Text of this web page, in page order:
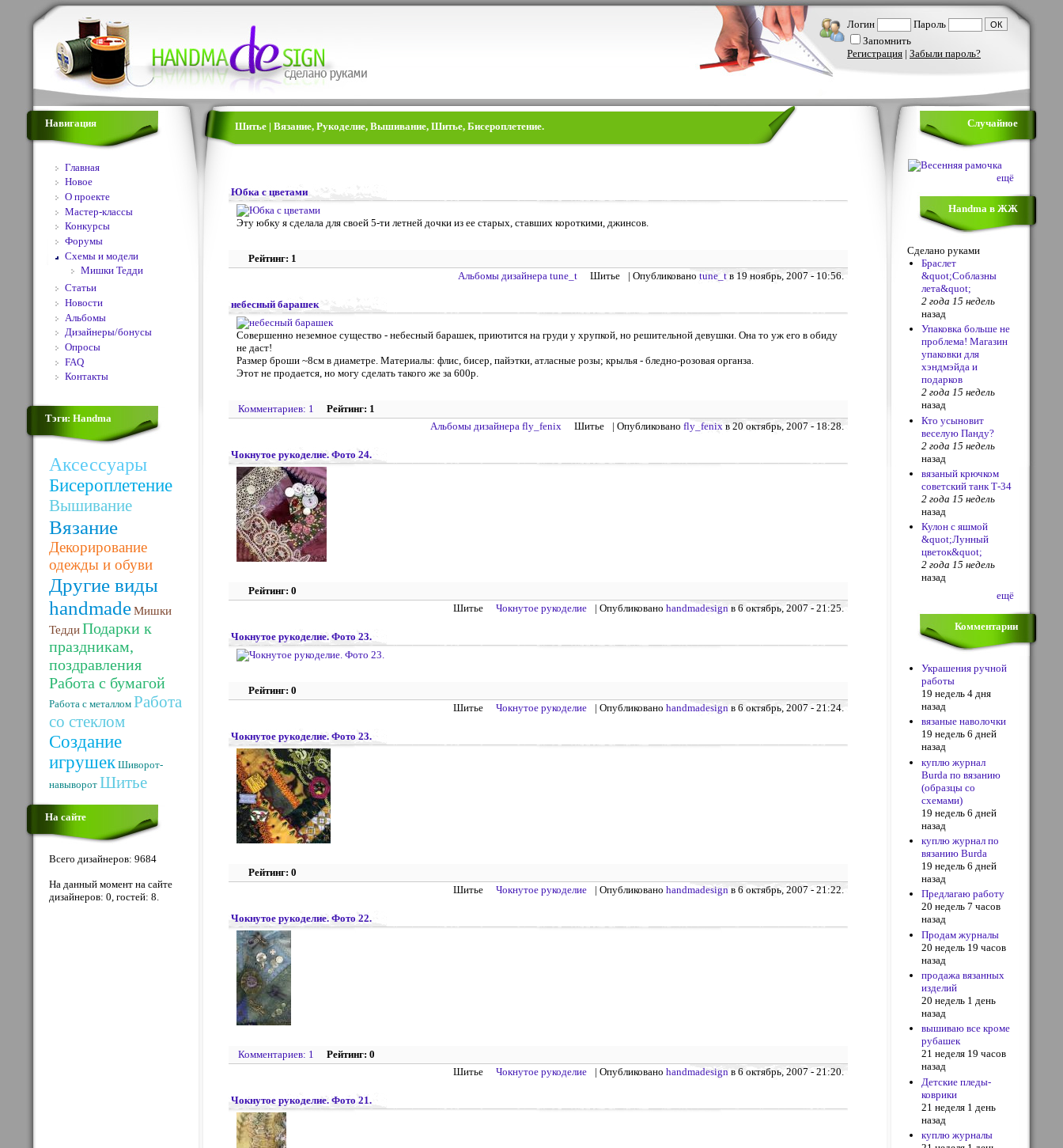
Логин
Пароль
Запомнить
Регистрация | Забыли пароль?
Навигация
Главная
Новое
О проекте
Мастер-классы
Конкурсы
Форумы
Схемы и модели
Мишки Тедди
Статьи
Новости
Альбомы
Дизайнеры/бонусы
Опросы
FAQ
Контакты
Тэги: Handma
Аксессуары
Бисероплетение
Вышивание
Вязание
Декорирование
одежды и обуви
Другие виды
handmadeМишки
ТеддиПодарки к
праздникам,
поздравления
Работа с бумагой
Работа с металлом Работа
со стеклом
Создание
игрушек Шиворот-
навыворот Шитье
На сайте
Всего дизайнеров: 9684
На данный момент на сайте
дизайнеров: 0, гостей: 8.
Шитье | Вязание, Рукоделие, Вышивание, Шитье, Бисероплетение.
Юбка с цветами
Эту юбку я сделала для своей 5-ти летней дочки из ее старых, ставших короткими, джинсов.
Рейтинг: 1
Альбомы дизайнера tune_t
Шитье | Опубликовано tune_t в 19 ноябрь, 2007 - 10:56.
небесный барашек
Совершенно неземное существо - небесный барашек, приютится на груди у хрупкой, но решительной девушки. Она то уж его в обиду
не даст!
Размер броши ~8см в диаметре. Материалы: флис, бисер, пайэтки, атласные розы; крылья - бледно-розовая органза.
Этот не продается, но могу сделать такого же за 600р.
Комментариев: 1
Рейтинг: 1
Альбомы дизайнера fly_fenix
Шитье | Опубликовано fly_fenix в 20 октябрь, 2007 - 18:28.
Чокнутое рукоделие. Фото 24.
Рейтинг: 0
Шитье
Чокнутое рукоделие | Опубликовано handmadesign в 6 октябрь, 2007 - 21:25.
Чокнутое рукоделие. Фото 23.
Рейтинг: 0
Шитье
Чокнутое рукоделие | Опубликовано handmadesign в 6 октябрь, 2007 - 21:24.
Чокнутое рукоделие. Фото 23.
Рейтинг: 0
Шитье
Чокнутое рукоделие | Опубликовано handmadesign в 6 октябрь, 2007 - 21:22.
Чокнутое рукоделие. Фото 22.
Комментариев: 1
Рейтинг: 0
Шитье
Чокнутое рукоделие | Опубликовано handmadesign в 6 октябрь, 2007 - 21:20.
Чокнутое рукоделие. Фото 21.
Случайное
ещё
Handma в ЖЖ
Сделано руками
Браслет
&quot;Соблазны
лета&quot;
2 года 15 недель
назад
Упаковка больше не
проблема! Магазин
упаковки для
хэндмэйда и
подарков
2 года 15 недель
назад
Кто усыновит
веселую Панду?
2 года 15 недель
назад
вязаный крючком
советский танк Т-34
2 года 15 недель
назад
Кулон с яшмой
&quot;Лунный
цветок&quot;
2 года 15 недель
назад
ещё
Комментарии
Украшения ручной
работы
19 недель 4 дня
назад
вязаные наволочки
19 недель 6 дней
назад
куплю журнал
Burda по вязанию
(образцы со
схемами)
19 недель 6 дней
назад
куплю журнал по
вязанию Burda
19 недель 6 дней
назад
Предлагаю работу
20 недель 7 часов
назад
Продам журналы
20 недель 19 часов
назад
продажа вязанных
изделий
20 недель 1 день
назад
вышиваю все кроме
рубашек
21 неделя 19 часов
назад
Детские пледы-
коврики
21 неделя 1 день
назад
куплю журналы